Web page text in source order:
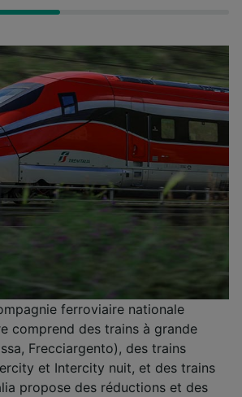
ferroviaire nationale
comprend des trains à grande
Frecciargento), des trains
et Intercity nuit, et des trains
propose des réductions et des